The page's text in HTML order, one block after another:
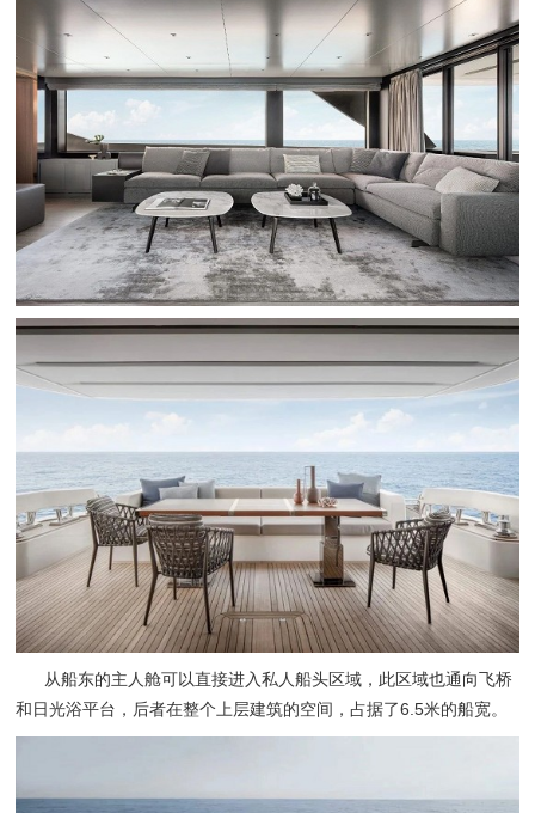
从船东的主人舱可以直接进入私人船头区域，此区域也通向飞桥
和日光浴平台，后者在整个上层建筑的空间，占据了6.5米的船宽。